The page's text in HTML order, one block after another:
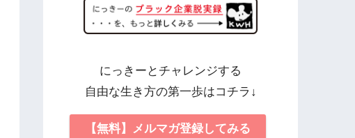
にっきーとチャレンジする
自由な生き方の第一歩はコチラ↓
【無料】メルマガ登録してみる